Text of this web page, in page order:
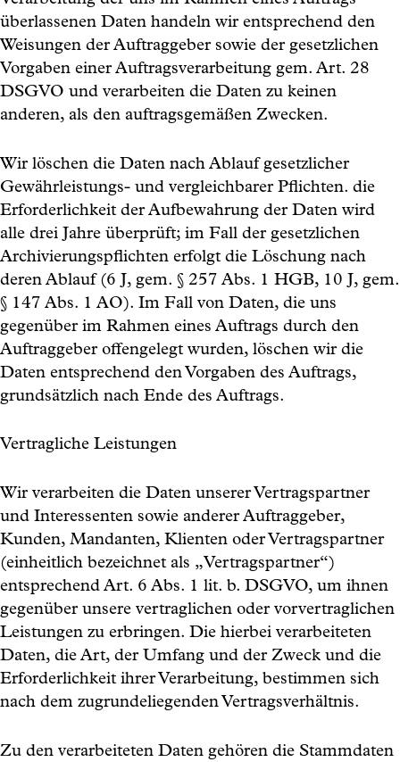
überlassenen Daten handeln wir entsprechend den
Weisungen der Auftraggeber sowie der gesetzlichen
Vorgaben einer Auftragsverarbeitung gem. Art. 28
DSGVO und verarbeiten die Daten zu keinen
anderen, als den auftragsgemäßen Zwecken.
Wir löschen die Daten nach Ablauf gesetzlicher
Gewährleistungs- und vergleichbarer Pflichten. die
Erforderlichkeit der Aufbewahrung der Daten wird
alle drei Jahre überprüft; im Fall der gesetzlichen
Archivierungspflichten erfolgt die Löschung nach
deren Ablauf (6 J, gem. § 257 Abs. 1 HGB, 10 J, gem.
§ 147 Abs. 1 AO). Im Fall von Daten, die uns
gegenüber im Rahmen eines Auftrags durch den
Auftraggeber offengelegt wurden, löschen wir die
Daten entsprechend den Vorgaben des Auftrags,
grundsätzlich nach Ende des Auftrags.
Vertragliche Leistungen
Wir verarbeiten die Daten unserer Vertragspartner
und Interessenten sowie anderer Auftraggeber,
Kunden, Mandanten, Klienten oder Vertragspartner
(einheitlich bezeichnet als „Vertragspartner“)
entsprechend Art. 6 Abs. 1 lit. b. DSGVO, um ihnen
gegenüber unsere vertraglichen oder vorvertraglichen
Leistungen zu erbringen. Die hierbei verarbeiteten
Daten, die Art, der Umfang und der Zweck und die
Erforderlichkeit ihrer Verarbeitung, bestimmen sich
nach dem zugrundeliegenden Vertragsverhältnis.
Zu den verarbeiteten Daten gehören die Stammdaten